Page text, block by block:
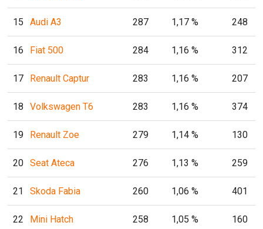
15 Audi A3 287 1,17 % 248
16 Fiat 500 284 1,16 % 312
17 Renault Captur 283 1,16 % 207
18 Volkswagen T6 283 1,16 % 374
19 Renault Zoe 279 1,14 % 130
20 Seat Ateca 276 1,13 % 259
21 Skoda Fabia 260 1,06 % 401
22 Mini Hatch 258 1,05 % 160